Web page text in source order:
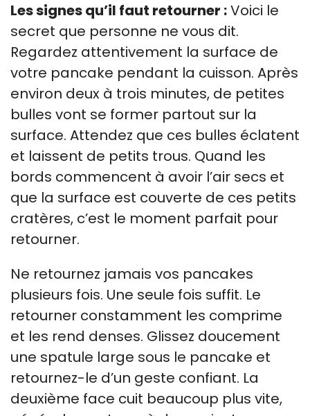
Les signes qu’il faut retourner :Voici le
secret que personne ne vous dit.
Regardez attentivement la surface de
votre pancake pendant la cuisson. Après
environ deux à trois minutes, de petites
bulles vont se former partout sur la
surface. Attendez que ces bulles éclatent
et laissent de petits trous. Quand les
bords commencent à avoir l’air secs et
que la surface est couverte de ces petits
cratères, c’est le moment parfait pour
retourner.
Ne retournez jamais vos pancakes
plusieurs fois. Une seule fois suffit. Le
retourner constamment les comprime
et les rend denses. Glissez doucement
une spatule large sous le pancake et
retournez-le d’un geste confiant. La
deuxième face cuit beaucoup plus vite,